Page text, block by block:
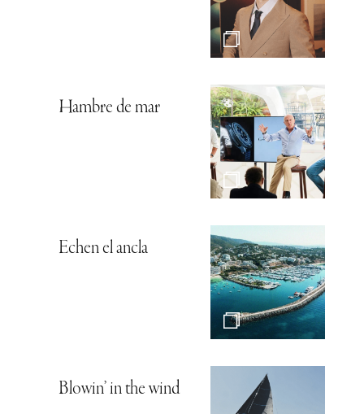
Hambre de mar
Echen el ancla
Blowin’ in the wind